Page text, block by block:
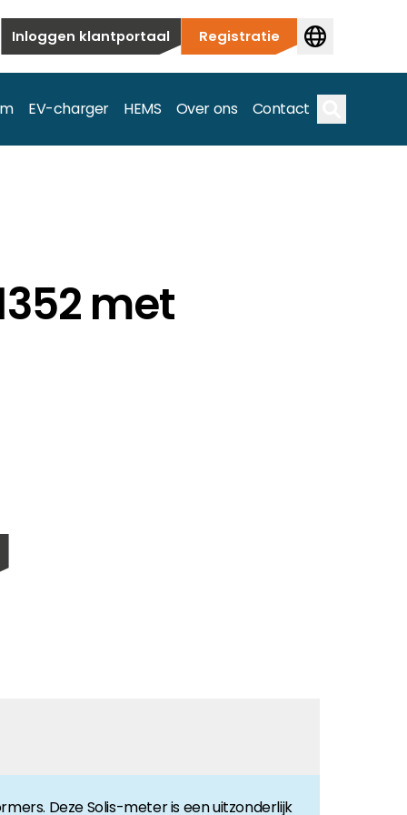
Inloggen klantportaal Registratie
EV-charger HEMS Over ons Contact
tot commerciële en utiliteitstoepassingen.
spectrum. met
Deze Solis-meter is een uitzonderlijk